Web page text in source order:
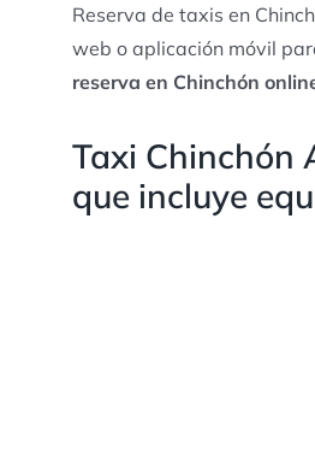
Reserva de taxis en
web o aplicación móvil
reserva en Chinchón
Taxi Chinchón
que incluye